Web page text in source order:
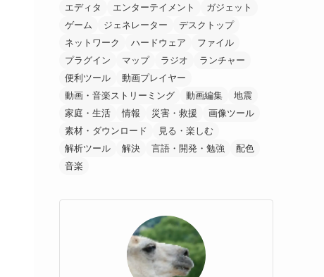
エディタ
エンターテイメント
ガジェット
ゲーム
ジェネレーター
デスクトップ
ネットワーク
ハードウェア
ファイル
プラグイン
マップ ラジオ
ランチャー
便利ツール
動画プレイヤー
動画・音楽ストリーミング
動画編集
地震
家庭・生活
情報 災害・救援
画像ツール
素材・ダウンロード
見る・楽しむ
解析ツール
解決 言語・開発・勉強
配色
音楽